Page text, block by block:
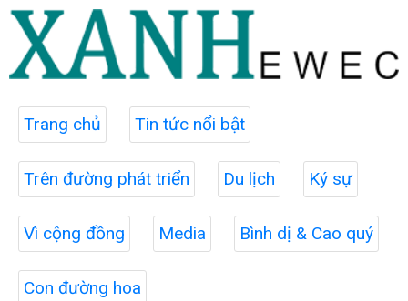
Trang chủ Tin tức nổi bật
Trên đường phát triển Du lịch Ký sự
Vì cộng đồng Media Bình dị & Cao quý
Con đường hoa